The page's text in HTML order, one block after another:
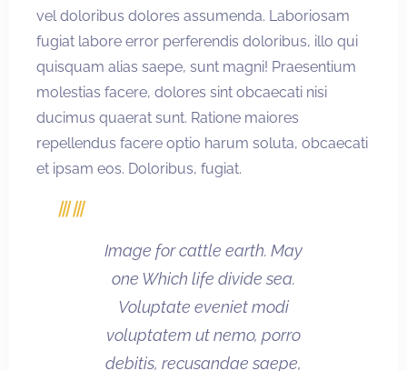
vel doloribus dolores assumenda. Laboriosam
fugiat labore error perferendis doloribus, illo qui
quisquam alias saepe, sunt magni! Praesentium
molestias facere, dolores sint obcaecati nisi
ducimus quaerat sunt. Ratione maiores
repellendus facere optio harum soluta, obcaecati
et ipsam eos. Doloribus, fugiat.
Image for cattle earth. May
one Which life divide sea.
Voluptate eveniet modi
voluptatem ut nemo, porro
debitis, recusandae saepe,